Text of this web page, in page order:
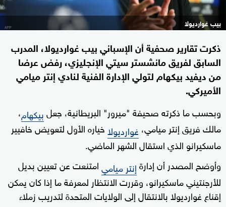
بيب غوارديولا
ذكرت تقارير صحفية أن الإسباني بيب غوارديولا، المدرب
السابق لفريق مانشستر سيتي الإنجليزي، رفض عرضا
من ديفيد بيكهام لتولي الإدارة الفنية لنادي إنتر ميامي
الأميركي.
وبحسب ما ذكرته صحيفة "ميرور" البريطانية، جعلبيكهام،
مالك فريق إنتر ميامي، غوارديولاخياره الأول لتعويض خافيير
ماسكيرانو الذي استقال الشهر الماضي.
وأوضح المصدر أن إدارةإنتر مياميامتنعت عن تعيين بديل
للأرجنتيني ماسكيرانو، وقررت الانتظار لمعرفة ما إذا كان يمكن
إقناع غوارديولا بالانتقال إلى الولايات المتحدة لتدريب زملاء